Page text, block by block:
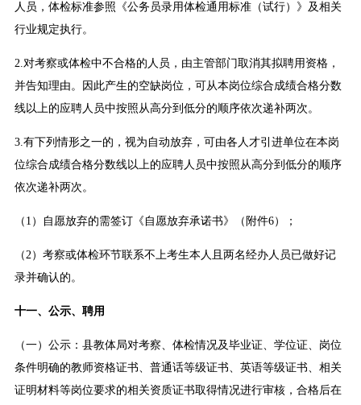
人员，体检标准参照《公务员录用体检通用标准（试行）》及相关
行业规定执行。
2.对考察或体检中不合格的人员，由主管部门取消其拟聘用资格，
并告知理由。因此产生的空缺岗位，可从本岗位综合成绩合格分数
线以上的应聘人员中按照从高分到低分的顺序依次递补两次。
3.有下列情形之一的，视为自动放弃，可由各人才引进单位在本岗
位综合成绩合格分数线以上的应聘人员中按照从高分到低分的顺序
依次递补两次。
（1）自愿放弃的需签订《自愿放弃承诺书》（附件6）；
（2）考察或体检环节联系不上考生本人且两名经办人员已做好记
录并确认的。
十一、公示、聘用
（一）公示：县教体局对考察、体检情况及毕业证、学位证、岗位
条件明确的教师资格证书、普通话等级证书、英语等级证书、相关
证明材料等岗位要求的相关资质证书取得情况进行审核，合格后在